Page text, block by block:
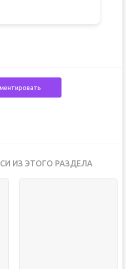
ИЗ ЭТОГО РАЗДЕЛА